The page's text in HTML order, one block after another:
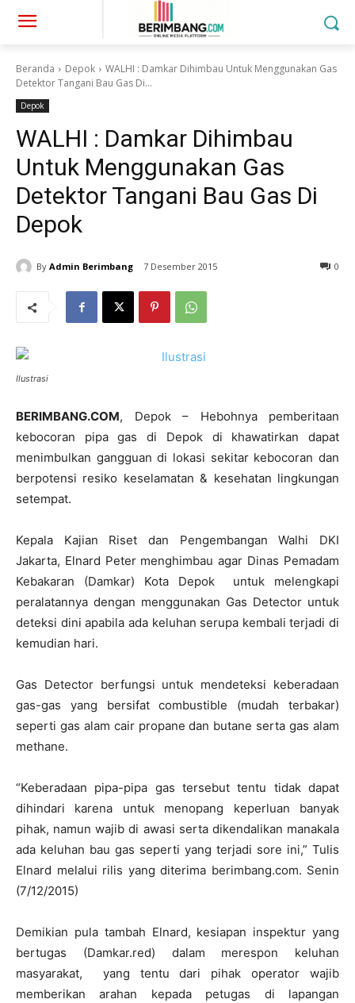
Beranda Depok
WALHI : Damkar Dihimbau Untuk Menggunakan Gas
Detektor Tangani Bau Gas Di...
Depok
WALHI : Damkar Dihimbau
Untuk Menggunakan Gas
Detektor Tangani Bau Gas Di
Depok
By Admin Berimbang 7 Desember 2015 0
Ilustrasi
BERIMBANG.COM, Depok – Hebohnya pemberitaan
kebocoran pipa gas di Depok di khawatirkan dapat
menimbulkan gangguan di lokasi sekitar kebocoran dan
berpotensi resiko keselamatan & kesehatan lingkungan
setempat.
Kepala Kajian Riset dan Pengembangan Walhi DKI
Jakarta, Elnard Peter menghimbau agar Dinas Pemadam
Kebakaran (Damkar) Kota Depok untuk melengkapi
peralatannya dengan menggunakan Gas Detector untuk
deteksi dini apabila ada keluhan serupa kembali terjadi di
kemudian hari.
Gas Detector berfungsi untuk mendeteksi keberadaan
gas-gas yang bersifat combustible (mudah terbakar)
seperti gas alam cair propane dan butane serta gas alam
methane.
“Keberadaan pipa-pipa gas tersebut tentu tidak dapat
dihindari karena untuk menopang keperluan banyak
pihak, namun wajib di awasi serta dikendalikan manakala
ada keluhan bau gas seperti yang terjadi sore ini,” Tulis
Elnard melalui rilis yang diterima berimbang.com. Senin
(7/12/2015)
Demikian pula tambah Elnard, kesiapan inspektur yang
bertugas (Damkar.red) dalam merespon keluhan
masyarakat, yang tentu dari pihak operator wajib
memberikan arahan kepada petugas di lapangan